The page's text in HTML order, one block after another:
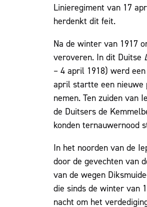
Linieregiment van 17
herdenkt dit feit.
Na de winter van 1917
veroveren. In dit Duitse
– 4 april 1918) werd
april startte een nieuwe
nemen. Ten zuiden van
de Duitsers de
konden ternauwernood
In het noorden van de
door de gevechten van
van de wegen
die sinds de winter van
nacht om het